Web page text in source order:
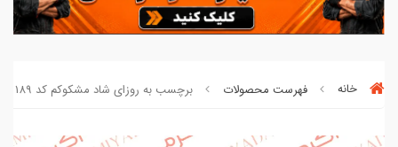
خانه فهرست محصولات برچسب به روزای شاد مشکوکم کد 189